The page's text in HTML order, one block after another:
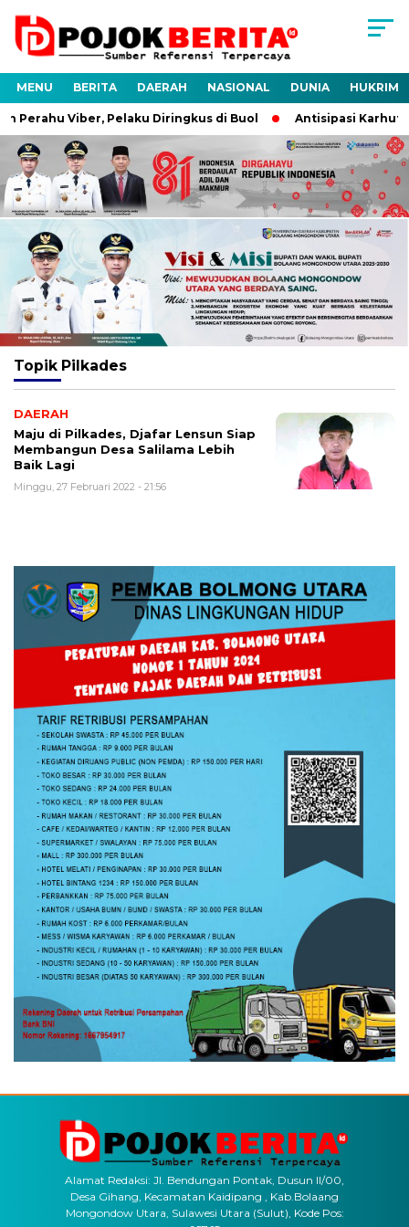
MENU BERITA DAERAH NASIONAL DUNIA HUKRIM
Viber, Pelaku Diringkus di Buol Antisipasi
Topik Pilkades
DAERAH
Maju di Pilkades, Djafar Lensun Siap
Membangun Desa Salilama Lebih
Baik Lagi
Minggu, 27 Februari 2022 - 21:56
Alamat Redaksi: Jl. Bendungan Pontak, Dusun II/00,
Desa Gihang, Kecamatan Kaidipang , Kab.Bolaang
Mongondow Utara, Sulawesi Utara (Sulut), Kode Pos: